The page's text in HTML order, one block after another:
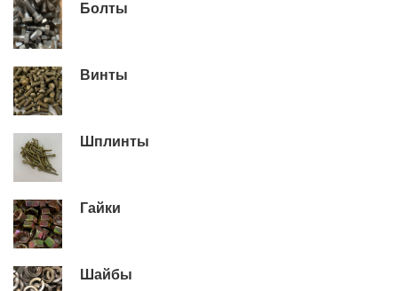
Болты
Винты
Шплинты
Гайки
Шайбы